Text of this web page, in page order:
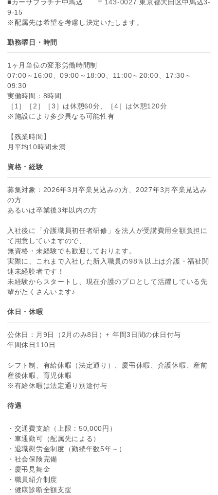
■カーサプラチナ中馬込 〒143-0027 東京都大田区中馬込3-
9-15
※配属先は希望を考慮し決定いたします。
勤務曜日・時間
1ヶ月単位の変形労働時間制
07:00～16:00、09:00～18:00、11:00～20:00、17:30～
09:30
実働時間：8時間
［1］［2］［3］は休憩60分、［4］は休憩120分
※施設により多少異なる可能性有
【残業時間】
月平均10時間未満
資格・経験
募集対象：2026年3月卒業見込みの方、2027年3月卒業見込み
の方
あるいは卒業後3年以内の方
入社後に「介護職員初任者研修」を法人が受講費用全額負担に
て用意していますので、
無資格・未経験でも歓迎しております。
実際に、これまで入社した新入職員の98％以上は介護・福祉関
連未経験者です！
未経験からスタートし、現在介護のプロとして活躍している先
輩がたくさんいます♪
休日・休暇
公休日：月9日（2月のみ8日）+ 年間3日間の休日付与
年間休日110日
シフト制、有給休暇（法定通り）、慶弔休暇、介護休暇、産前
産後休暇、育児休暇
※有給休暇は法定通り別途付与
待遇
・交通費支給（上限：50,000円）
・車通勤可（配属先による）
・退職慰労金制度（勤続年数5年～）
・社会保険完備
・慶弔見舞金
・職員紹介制度
・健康診断全額支援